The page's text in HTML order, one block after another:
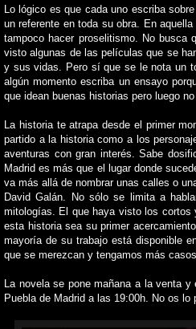
Lo lógico es que cada uno escriba
un referente en toda su obra. En
tampoco hacer proselitismo. No busca
visto algunas de las películas que se
y sus vidas. Pero sí que se le nota un
algún momento escriba un ensayo
que idean buenas historias pero luego
La historia te atrapa desde el primer
partido a la historia como a los
aventuras con gran interés. Sabe
Madrid es más que el lugar donde
va más allá de nombrar unas calles o
David Galán. No sólo se limita a
mitologías. El que haya visto los cortos
esta historia sea su primer
mayoría de su trabajo está disponible
que se merezcan y tengamos más
La novela se pone mañana a la venta
Puebla de Madrid a las 19:00h. No os lo